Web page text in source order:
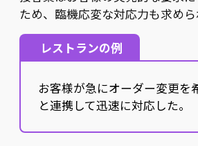
ため、臨機応変な対応力も求めら
レストランの例
お客様が急にオーダー変更を
と連携して迅速に対応した。